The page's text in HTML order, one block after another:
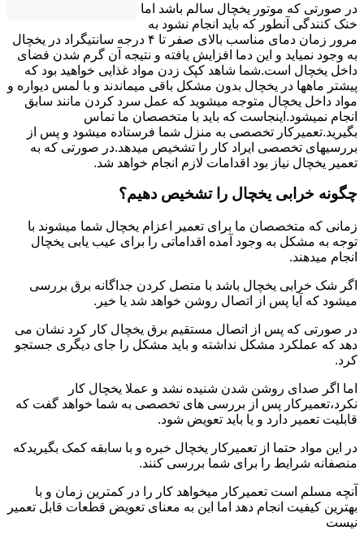
در صورتی که موتور یخچال سالم باشد اما
خنک کنندگی آنطور که باید انجام نشود به
مرور زمان دمای مناسب بالای صفر تا ۴ درجه سانتیگراد در یخچال
به وجود نمیاید و این دما افزایش یافته و نتیجه آن گرم شدن فضای
داخل یخچال است.شما شاهد کپک زدن مواد غذایی خواهید بود که
پیشتر ماهها در یخچال بدون مشکل باقی میماندند و با لمس دیواره و
مواد داخل یخچال متوجه میشوید که عمل سرد کردن مانند سابق
انجام نمیشود.اینجاست که باید با متخصصان ما تماس
بگیرید.تعمیرکار تخصصی به منزل شما فرستاده میشود و پس از
بررسیهای تخصصی ایراد کار را تشخیص میدهد.در صورتی که به
تعمیر یخچال نیاز بود اقدامات لازم انجام خواهد شد.
چگونه خرابی یخچال را تشخیص دهیم؟
زمانی که متخصصان ما برای تعمیر اعزام یخچال شما میشوند با
توجه به مشکل به وجود آمده اقداماتی را برای عیب یابی یخچال
انجام میدهند.
اگر شک خرابی یخچال باشد با متصل کردن جداگانه برق بررسی
میشود که آیا پس از اتصال روشن خواهد شد یا خیر.
در صورتی که پس از اتصال مستقیم برق یخچال کار کرد نشان می
دهد که عملکرد مشکل نداشته و باید مشکل را جای دیگری جستجو
کرد.
اما اگر صدای روشن شدن شنیده نشد و عملا یخچال کار
نکرد،تعمیرکار پس از بررسی های تخصصی به شما خواهد گفت که
قابلیت تعمیر دارد و یا باید تعویض شود.
در این مواد حتما از تعمیرکار یخچال خبره و با سابقه کمک بگیریدکه
منصفانه شرایط را برای شما بررسی کنند.
آنچه مسلم است تعمیرکار میخواهد کار را در کمترین زمان و با
بهترین کیفیت انجام دهد اما این به معنای تعویض قطعات قابل تعمیر
نیست